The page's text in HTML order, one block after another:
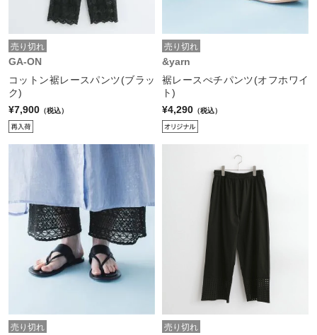
売り切れ
GA-ON
コットン裾レースパンツ(ブラッ
ク)
¥7,900 （税込）
売り切れ
&yarn
裾レースぺチパンツ(オフホワイ
ト)
¥4,290 （税込）
売り切れ 売り切れ